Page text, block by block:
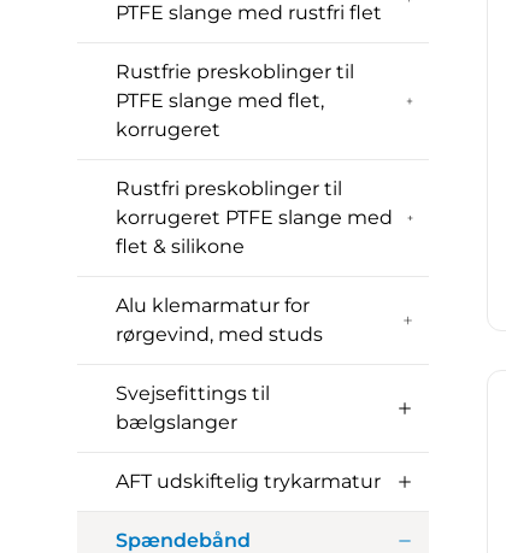
PTFE slange med rustfri flet
Rustfrie preskoblinger til
PTFE slange med flet,
korrugeret
Rustfri preskoblinger til
korrugeret PTFE slange med
flet & silikone
Alu klemarmatur for
rørgevind, med studs
Svejsefittings til
bælgslanger
AFT udskiftelig trykarmatur
Spændebånd